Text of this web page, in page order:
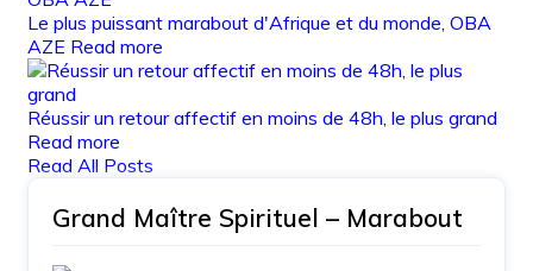
Le plus puissant marabout d'Afrique et du monde, OBA
AZE Read more
Réussir un retour affectif en moins de 48h, le plus grand
Read more
Read All Posts
Grand Maître Spirituel – Marabout